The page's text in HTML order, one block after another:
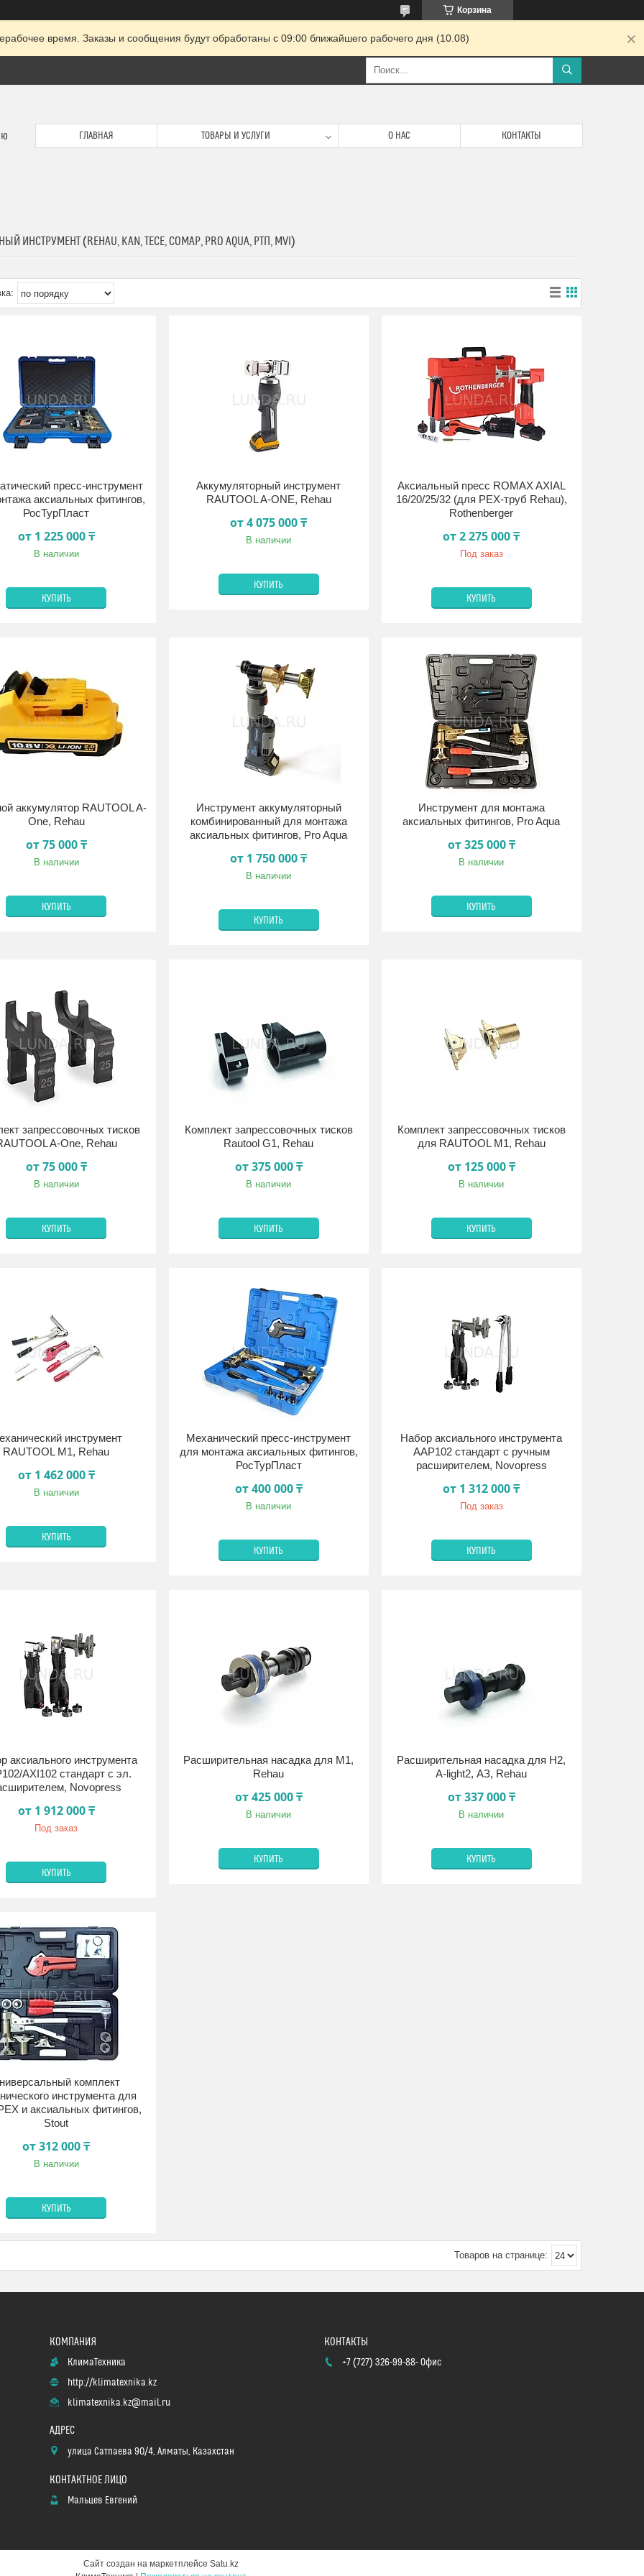
Корзина
время. Заказы и сообщения будут обработаны с 09:00 ближайшего рабочего дня (10.08)
ГЛАВНАЯ ТОВАРЫ И УСЛУГИ О НАС КОНТАКТЫ
ИНСТРУМЕНТ (REHAU, KAN, TECE, COMAP, PRO AQUA, РТП, MVI)
пресс-инструмент
аксиальных фитингов,
РосТурПласт
от 1 225 000 ₸
В наличии
КУПИТЬ
Аккумуляторный инструмент
RAUTOOL A-ONE, Rehau
от 4 075 000 ₸
В наличии
КУПИТЬ
Аксиальный пресс ROMAX AXIAL
16/20/25/32 (для РЕХ-труб Rehau),
Rothenberger
от 2 275 000 ₸
Под заказ
КУПИТЬ
аккумулятор RAUTOOL A-
One, Rehau
от 75 000 ₸
В наличии
КУПИТЬ
Инструмент аккумуляторный
комбинированный для монтажа
аксиальных фитингов, Pro Aqua
от 1 750 000 ₸
В наличии
КУПИТЬ
Инструмент для монтажа
аксиальных фитингов, Pro Aqua
от 325 000 ₸
В наличии
КУПИТЬ
запрессовочных тисков
A-One, Rehau
от 75 000 ₸
В наличии
КУПИТЬ
Комплект запрессовочных тисков
Rautool G1, Rehau
от 375 000 ₸
В наличии
КУПИТЬ
Комплект запрессовочных тисков
для RAUTOOL M1, Rehau
от 125 000 ₸
В наличии
КУПИТЬ
инструмент
RAUTOOL M1, Rehau
от 1 462 000 ₸
В наличии
КУПИТЬ
Механический пресс-инструмент
для монтажа аксиальных фитингов,
РосТурПласт
от 400 000 ₸
В наличии
КУПИТЬ
Набор аксиального инструмента
AAP102 стандарт с ручным
расширителем, Novopress
от 1 312 000 ₸
Под заказ
КУПИТЬ
аксиального инструмента
AXI102 стандарт с эл.
Novopress
от 1 912 000 ₸
Под заказ
КУПИТЬ
Расширительная насадка для M1,
Rehau
от 425 000 ₸
В наличии
КУПИТЬ
Расширительная насадка для Н2,
A-light2, АЗ, Rehau
от 337 000 ₸
В наличии
КУПИТЬ
комплект
инструмента для
и аксиальных фитингов,
Stout
от 312 000 ₸
В наличии
КУПИТЬ
КлимаТехника
http://klimatexnika.kz
klimatexnika.kz@mail.ru
улица Сатпаева 90/4, Алматы, Казахстан
Мальцев Евгений
+7 (727) 326-99-88 Офис
Сайт создан на маркетплейсе Satu.kz